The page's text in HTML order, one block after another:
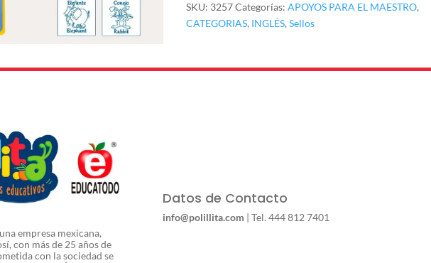
SKU: 3257Categorías:APOYOS PARA EL MAESTRO,
CATEGORIAS, INGLÉS,Sellos
empresa mexicana,
con más de 25 años de
con la sociedad se
Datos de Contacto
info@polillita.com | Tel. 444 812 7401